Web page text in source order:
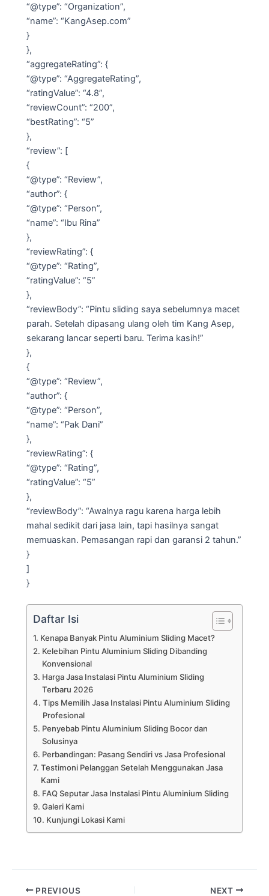
“@type”: “Organization”,
“name”: “KangAsep.com”
}
},
“aggregateRating”: {
“@type”: “AggregateRating”,
“ratingValue”: “4.8”,
“reviewCount”: “200”,
“bestRating”: “5”
},
“review”: [
{
“@type”: “Review”,
“author”: {
“@type”: “Person”,
“name”: “Ibu Rina”
},
“reviewRating”: {
“@type”: “Rating”,
“ratingValue”: “5”
},
“reviewBody”: “Pintu sliding saya sebelumnya macet
parah. Setelah dipasang ulang oleh tim Kang Asep,
sekarang lancar seperti baru. Terima kasih!”
},
{
“@type”: “Review”,
“author”: {
“@type”: “Person”,
“name”: “Pak Dani”
},
“reviewRating”: {
“@type”: “Rating”,
“ratingValue”: “5”
},
“reviewBody”: “Awalnya ragu karena harga lebih
mahal sedikit dari jasa lain, tapi hasilnya sangat
memuaskan. Pemasangan rapi dan garansi 2 tahun.”
}
]
}
Daftar Isi
Kenapa Banyak Pintu Aluminium Sliding Macet?
Kelebihan Pintu Aluminium Sliding Dibanding
Konvensional
Harga Jasa Instalasi Pintu Aluminium Sliding
Terbaru 2026
Tips Memilih Jasa Instalasi Pintu Aluminium Sliding
Profesional
Penyebab Pintu Aluminium Sliding Bocor dan
Solusinya
Perbandingan: Pasang Sendiri vs Jasa Profesional
Testimoni Pelanggan Setelah Menggunakan Jasa
Kami
FAQ Seputar Jasa Instalasi Pintu Aluminium Sliding
Galeri Kami
Kunjungi Lokasi Kami
PREVIOUS NEXT